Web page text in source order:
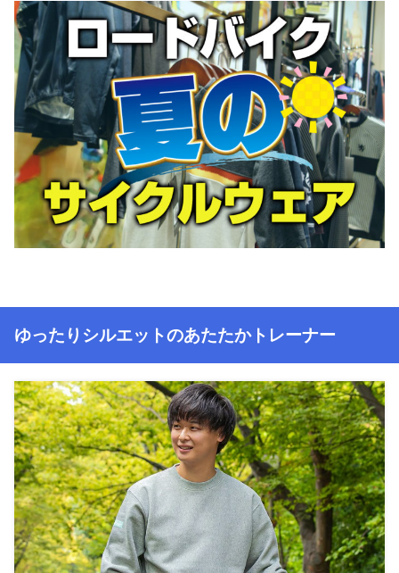
ゆったりシルエットのあたたかトレーナー